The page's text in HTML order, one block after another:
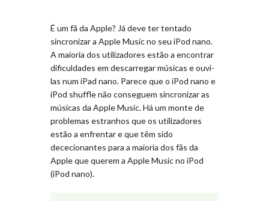
É um fã da Apple? Já deve ter tentado
sincronizar a Apple Music no seu iPod nano.
A maioria dos utilizadores estão a encontrar
dificuldades em descarregar músicas e ouvi-
las num iPad nano. Parece que o iPod nano e
iPod shuffle não conseguem sincronizar as
músicas da Apple Music. Há um monte de
problemas estranhos que os utilizadores
estão a enfrentar e que têm sido
dececionantes para a maioria dos fãs da
Apple que querem a Apple Music no iPod
(iPod nano).